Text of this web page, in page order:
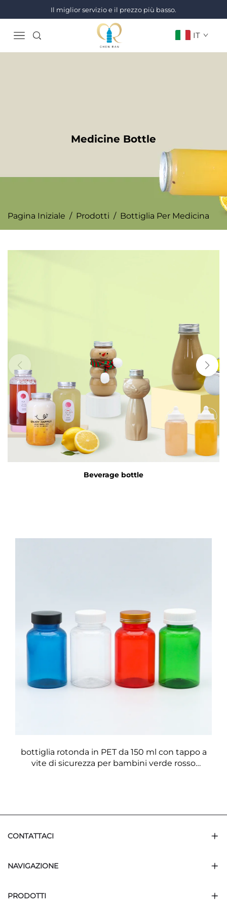
Il miglior servizio e il prezzo più basso.
IT
Pagina Iniziale / Prodotti / Bottiglia Per Medicina
Medicine Bottle
Beverage bottle
bottiglia rotonda in PET da 150 ml con tappo a
vite di sicurezza per bambini verde rosso
CONTATTACI
NAVIGAZIONE
PRODOTTI